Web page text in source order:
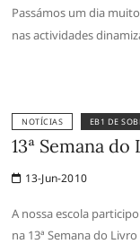
Passámos um dia
nas actividades
NOTÍCIAS EB1 DE
13ª Semana
13-Jun-2010
A nossa escola
na 13ª Semana do